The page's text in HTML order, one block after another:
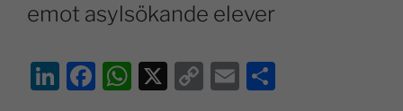
emot asylsökande elever
Li F
W X
C
E